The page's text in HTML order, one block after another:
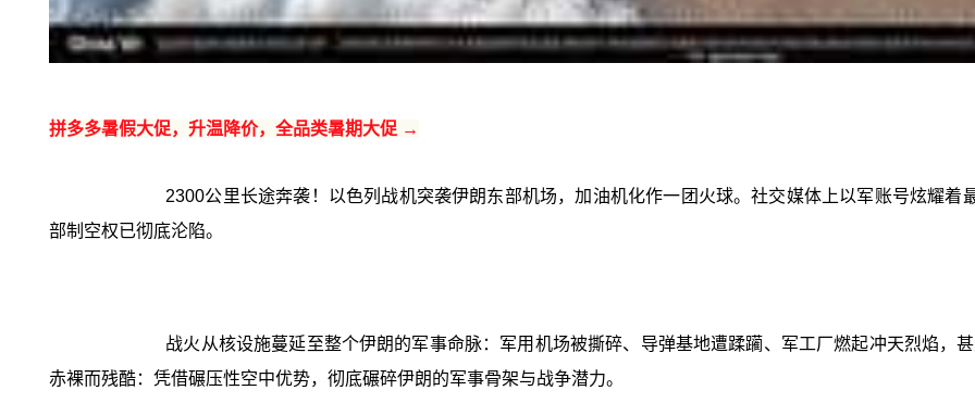
拼多多暑假大促，升温降价，全品类暑期大促 →
2300公里长途奔袭！以色列战机突袭伊朗东部机场，加油机化作一团火球。社交媒体上以军账号炫耀
部制空权已彻底沦陷。
战火从核设施蔓延至整个伊朗的军事命脉：军用机场被撕碎、导弹基地遭蹂躏、军工厂燃起冲天烈焰，
赤裸而残酷：凭借碾压性空中优势，彻底碾碎伊朗的军事骨架与战争潜力。